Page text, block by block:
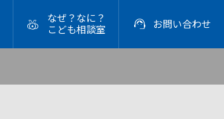

なぜ？なに？
こども相談室
 お問い合わせ